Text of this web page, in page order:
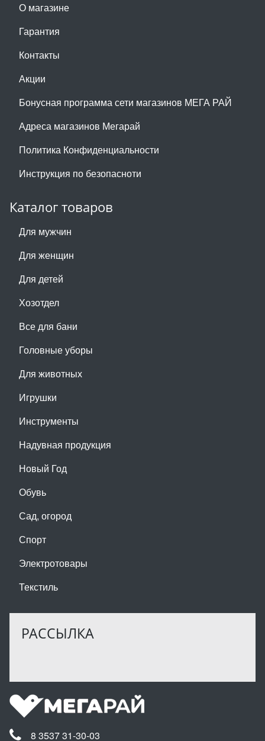
О магазине
Гарантия
Контакты
Акции
Бонусная программа сети магазинов МЕГА РАЙ
Адреса магазинов Мегарай
Политика Конфиденциальности
Инструкция по безопасноти
Каталог товаров
Для мужчин
Для женщин
Для детей
Хозотдел
Все для бани
Головные уборы
Для животных
Игрушки
Инструменты
Надувная продукция
Новый Год
Обувь
Сад, огород
Спорт
Электротовары
Текстиль
РАССЫЛКА
8 3537 31-30-03